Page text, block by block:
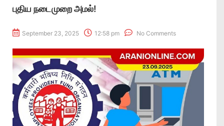
புதிய நடைமுறை அமல்!
September 23, 2025 12:58 pm No Comments